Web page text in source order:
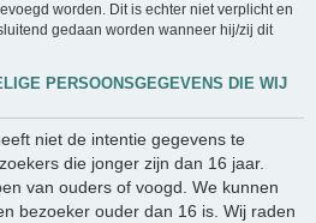
worden. Dit is echter niet verplicht en
gedaan worden wanneer hij/zij dit
PERSOONSGEGEVENS DIE WIJ
niet de intentie gegevens te
die jonger zijn dan 16 jaar.
van ouders of voogd. We kunnen
bezoeker ouder dan 16 is. Wij raden